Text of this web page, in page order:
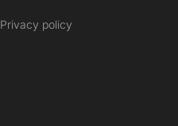
Privacy policy